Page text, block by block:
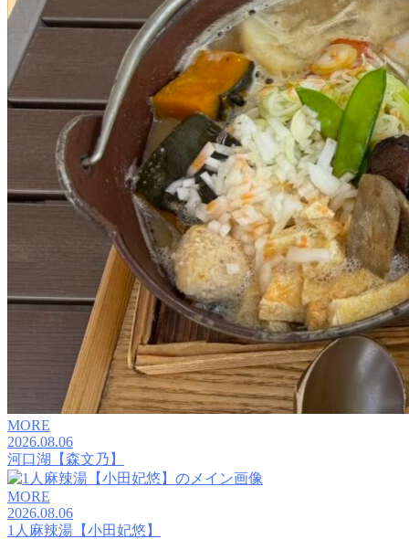
MORE
2026.08.06
河口湖【森文乃】
MORE
2026.08.06
1人麻辣湯【小田妃悠】